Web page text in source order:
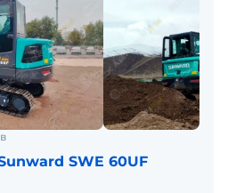
SWE 60UF